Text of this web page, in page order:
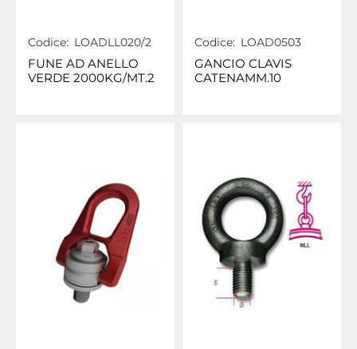
Codice: LOADLL020/2
FUNE AD ANELLO
VERDE 2000KG/MT.2
Codice: LOAD0503
GANCIO CLAVIS
CATENAMM.10